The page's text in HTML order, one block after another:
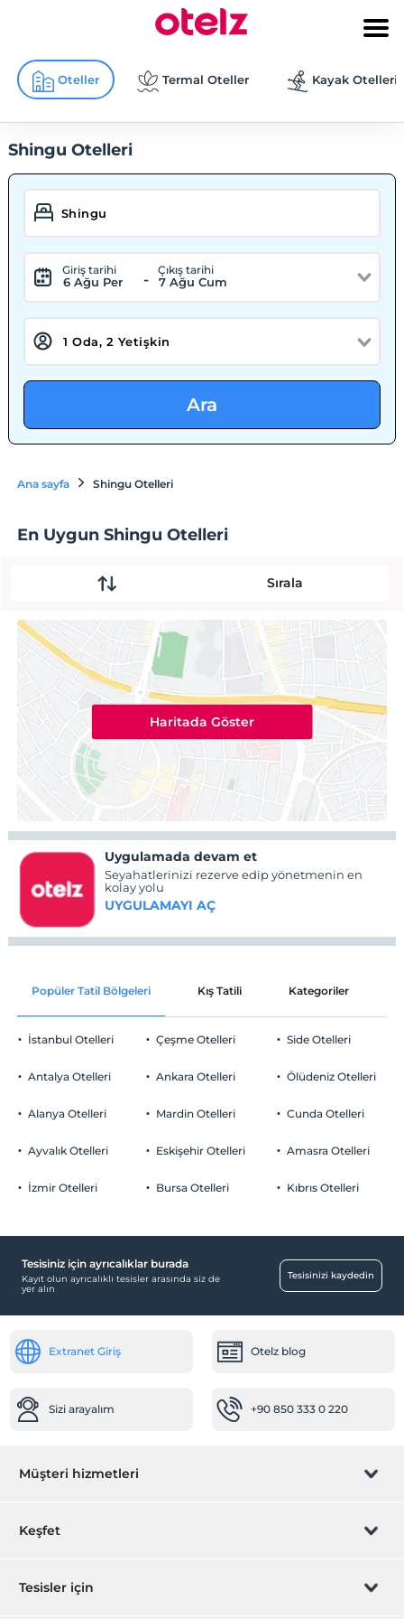
Oteller Termal Oteller Kayak Otelleri
Shingu Otelleri
Giriş tarihi
6 Ağu Per -
Çıkış tarihi
7 Ağu Cum
Ara
Ana sayfa Shingu Otelleri
En Uygun Shingu Otelleri
Sırala
Haritada Göster
Uygulamada devam et
Seyahatlerinizi rezerve edip yönetmenin en
kolay yolu
UYGULAMAYI AÇ
Popüler Tatil Bölgeleri Kış Tatili Kategoriler
İstanbul Otelleri
Antalya Otelleri
Alanya Otelleri
Ayvalık Otelleri
İzmir Otelleri
Çeşme Otelleri
Ankara Otelleri
Mardin Otelleri
Eskişehir Otelleri
Bursa Otelleri
Side Otelleri
Ölüdeniz Otelleri
Cunda Otelleri
Amasra Otelleri
Kıbrıs Otelleri
Tesisiniz için ayrıcalıklar burada
Kayıt olun ayrıcalıklı tesisler arasında siz de
yer alın
Tesisinizi kaydedin
Extranet Giriş Otelz blog
Sizi arayalım +90 850 333 0 220
Müşteri hizmetleri
Rezervasyon yönet
Keşfet
Hediye Kart
Tesisler için